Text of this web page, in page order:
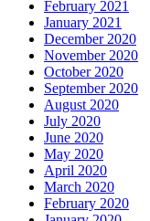
February 2021
January 2021
December 2020
November 2020
October 2020
September 2020
August 2020
July 2020
June 2020
May 2020
April 2020
March 2020
February 2020